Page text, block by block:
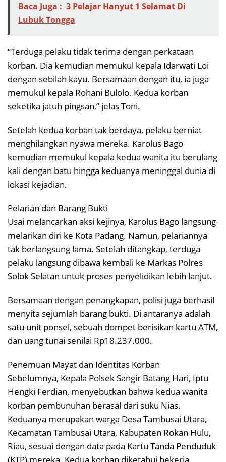
Baca Juga : 3 Pelajar Hanyut 1 Selamat Di
Lubuk Tongga
“Terduga pelaku tidak terima dengan perkataan
korban. Dia kemudian memukul kepala Idarwati Loi
dengan sebilah kayu. Bersamaan dengan itu, ia juga
memukul kepala Rohani Bulolo. Kedua korban
seketika jatuh pingsan,” jelas Toni.
Setelah kedua korban tak berdaya, pelaku berniat
menghilangkan nyawa mereka. Karolus Bago
kemudian memukul kepala kedua wanita itu berulang
kali dengan batu hingga keduanya meninggal dunia di
lokasi kejadian.
Pelarian dan Barang Bukti
Usai melancarkan aksi kejinya, Karolus Bago langsung
melarikan diri ke Kota Padang. Namun, pelariannya
tak berlangsung lama. Setelah ditangkap, terduga
pelaku langsung dibawa kembali ke Markas Polres
Solok Selatan untuk proses penyelidikan lebih lanjut.
Bersamaan dengan penangkapan, polisi juga berhasil
menyita sejumlah barang bukti. Di antaranya adalah
satu unit ponsel, sebuah dompet berisikan kartu ATM,
dan uang tunai senilai Rp18.237.000.
Penemuan Mayat dan Identitas Korban
Sebelumnya, Kepala Polsek Sangir Batang Hari, Iptu
Hengki Ferdian, menyebutkan bahwa kedua wanita
korban pembunuhan berasal dari suku Nias.
Keduanya merupakan warga Desa Tambusai Utara,
Kecamatan Tambusai Utara, Kabupaten Rokan Hulu,
Riau, sesuai dengan data pada Kartu Tanda Penduduk
(KTP) mereka. Kedua korban diketahui bekerja